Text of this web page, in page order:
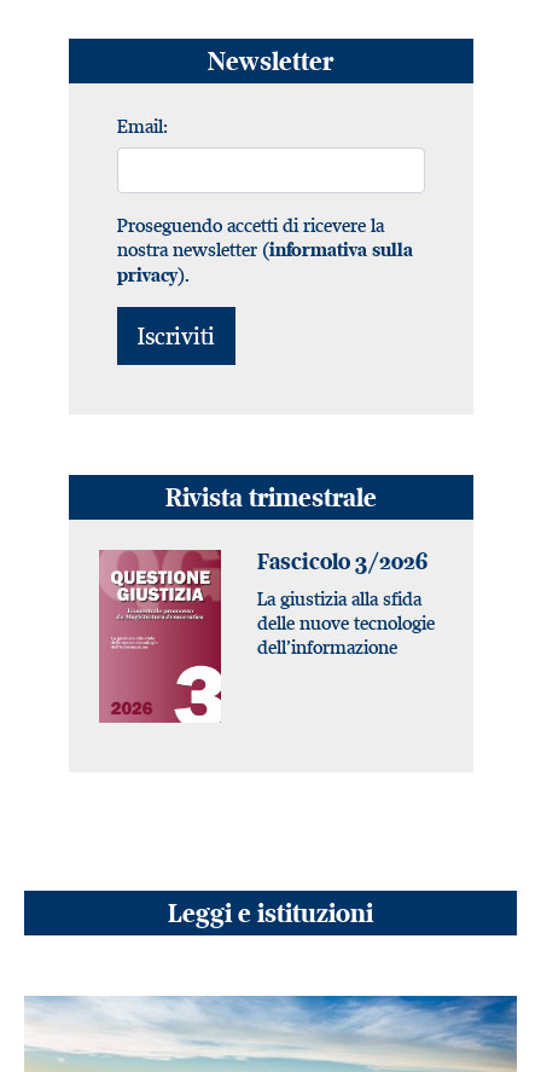
Newsletter
Email:
Proseguendo accetti di ricevere la
nostra newsletter (informativa sulla
privacy).
Rivista trimestrale
Fascicolo 3/2026
La giustizia alla sfida
delle nuove tecnologie
dell’informazione
Leggi e istituzioni